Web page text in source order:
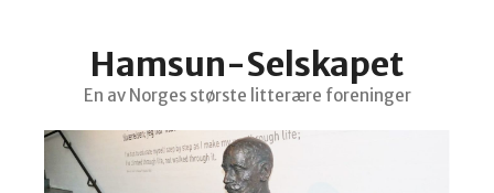
Hamsun-Selskapet
En av Norges største litterære foreninger